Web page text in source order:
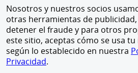
Nosotros y nuestros socios
otras herramientas de
detener el fraude y para otros
este sitio, aceptas cómo se usa
según lo establecido en nuestra
Privacidad.